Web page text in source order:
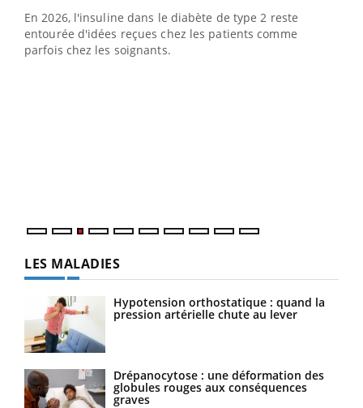
En 2026, l'insuline dans le diabète de type 2 reste
entourée d'idées reçues chez les patients comme
parfois chez les soignants.
LES MALADIES
Hypotension orthostatique : quand la
pression artérielle chute au lever
Drépanocytose : une déformation des
globules rouges aux conséquences
graves